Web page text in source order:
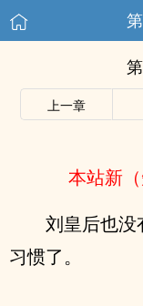
上一章
本站新
刘皇后也没
习惯了。